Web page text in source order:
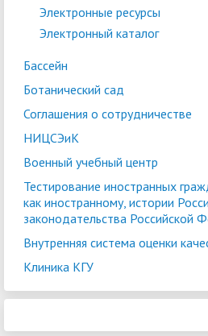
Электронные ресурсы
Электронный каталог
Бассейн
Ботанический сад
Соглашения о сотрудничестве
НИЦСЭиК
Военный учебный центр
Тестирование иностранных
как иностранному, истории
законодательства Российской
Внутренняя система оценки
Клиника КГУ